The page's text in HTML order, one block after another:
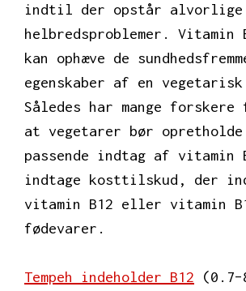
indtil der opstår alvorlige
helbredsproblemer. Vitamin
kan ophæve de
egenskaber af en
Således har mange
at vegetarer bør
passende indtag af vitamin
indtage kosttilskud, der
vitamin B12 eller vitamin
fødevarer.
Tempeh indeholder B12